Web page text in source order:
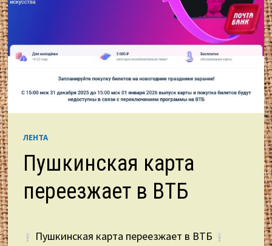
ЛЕНТА
Пушкинская карта
переезжает в ВТБ
Пушкинская карта переезжает в ВТБ